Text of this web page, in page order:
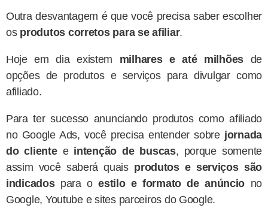
Outra desvantagem é que você precisa saber escolher
os produtos corretos para se afiliar.
Hoje em dia existem milhares e até milhões de
opções de produtos e serviços para divulgar como
afiliado.
Para ter sucesso anunciando produtos como afiliado
no Google Ads, você precisa entender sobre jornada
do clientee intenção de buscas, porque somente
assim você saberá quais produtos e serviços são
indicados para oestilo e formato de anúncio no
Google, Youtube e sites parceiros do Google.